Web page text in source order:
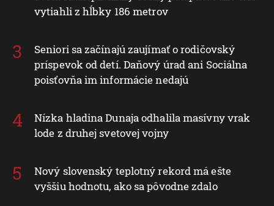
vytiahli z hĺbky 186 metrov
Seniori sa začínajú zaujímať o rodičovský
príspevok od detí. Daňový úrad ani Sociálna
poisťovňa im informácie nedajú
Nízka hladina Dunaja odhalila masívny vrak
lode z druhej svetovej vojny
Nový slovenský teplotný rekord má ešte
vyššiu hodnotu, ako sa pôvodne zdalo